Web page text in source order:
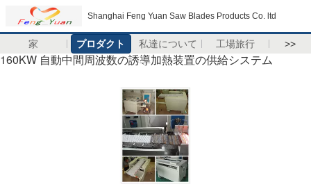
Shanghai Feng Yuan Saw Blades Products Co. ltd
家 プロダクト 私達について 工場旅行 >>
160KW 自動中間周波数の誘導加熱装置の供給システム